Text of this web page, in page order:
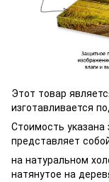
Этот товар
изготавливается
Стоимость указана
представляет
на натуральном
натянутое на